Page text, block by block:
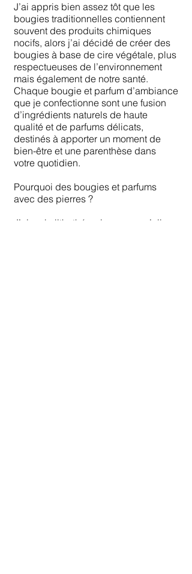
J’ai appris bien assez tôt que les
bougies traditionnelles contiennent
souvent des produits chimiques
nocifs, alors j’ai décidé de créer des
bougies à base de cire végétale, plus
respectueuses de l’environnement
mais également de notre santé.
Chaque bougie et parfum d’ambiance
que je confectionne sont une fusion
d’ingrédients naturels de haute
qualité et de parfums délicats,
destinés à apporter un moment de
bien-être et une parenthèse dans
votre quotidien.
Pourquoi des bougies et parfums
avec des pierres ?
J’aime la lithothérapie parce qu’elle